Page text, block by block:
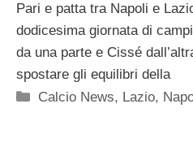
Pari e patta tra Napoli e
dodicesima giornata di
da una parte e Cissé
spostare gli equilibri della
Categorie
Calcio News, Lazio,